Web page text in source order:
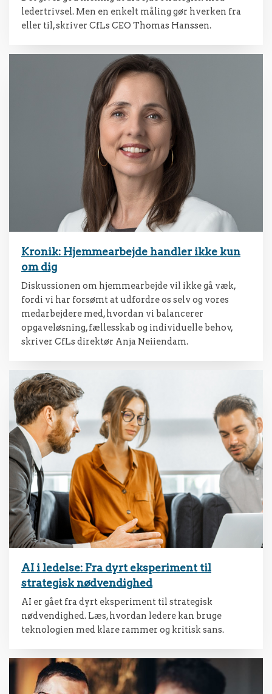
ledertrivsel. Men en enkelt måling gør hverken fra
eller til, skriver CfLs CEO Thomas Hanssen.
Kronik: Hjemmearbejde handler ikke kun
om dig
Diskussionen om hjemmearbejde vil ikke gå væk,
fordi vi har forsømt at udfordre os selv og vores
medarbejdere med, hvordan vi balancerer
opgaveløsning, fællesskab og individuelle behov,
skriver CfLs direktør Anja Neiiendam.
AI i ledelse: Fra dyrt eksperiment til
strategisk nødvendighed
AI er gået fra dyrt eksperiment til strategisk
nødvendighed. Læs, hvordan ledere kan bruge
teknologien med klare rammer og kritisk sans.